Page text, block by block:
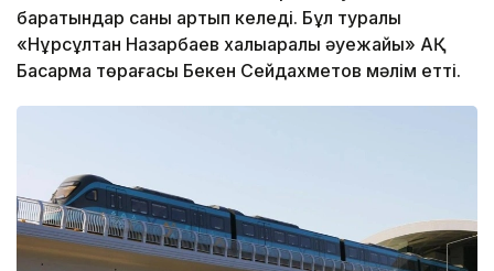
баратындар саны артып келеді. Бұл туралы
«Нұрсұлтан Назарбаев халықаралық әуежайы» АҚ
Басқарма төрағасы Бекен Сейдахметов мәлім етті.